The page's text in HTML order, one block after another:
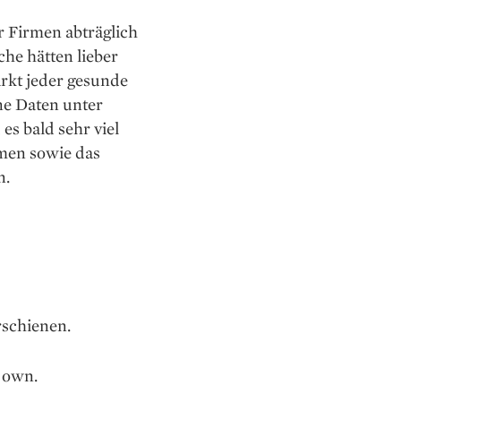
Firmen abträglich
hätten lieber
jeder gesunde
Daten unter
bald sehr viel
sowie das